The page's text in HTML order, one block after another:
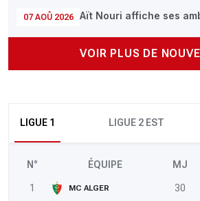
07 AOÛ 2026 Aït Nouri affiche ses
VOIR PLUS DE
LIGUE 1 LIGUE 2 EST
N° ÉQUIPE MJ
1 MC ALGER 30